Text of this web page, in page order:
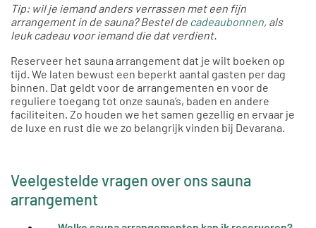
Tip: wil je iemand anders verrassen met een fijn
arrangement in de sauna? Bestel de cadeaubonnen, als
leuk cadeau voor iemand die dat verdient.
Reserveer het sauna arrangement dat je wilt boeken op
tijd. We laten bewust een beperkt aantal gasten per dag
binnen. Dat geldt voor de arrangementen en voor de
reguliere toegang tot onze sauna’s, baden en andere
faciliteiten. Zo houden we het samen gezellig en ervaar je
de luxe en rust die we zo belangrijk vinden bij Devarana.
Veelgestelde vragen over ons sauna
arrangement